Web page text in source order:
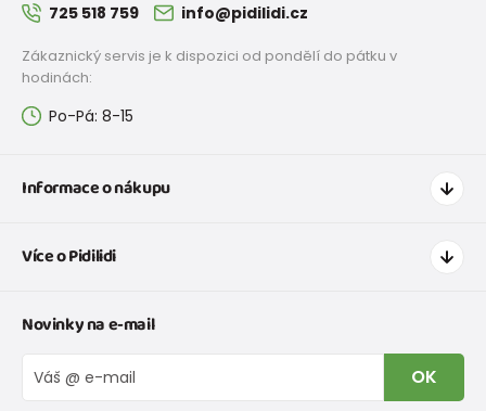
725 518 759 info@pidilidi.cz
Zákaznický servis je k dispozici od pondělí do pátku v
hodinách:
Po-Pá: 8-15
Informace o nákupu
Doprava a platba
Tabulka velikostí obuvi
Vrácení zboží a reklamace
Reklamační řád
Více o Pidilidi
O nás
Blog
Velkoobchod PiDiLiDi
Novinky na e-mail
OK